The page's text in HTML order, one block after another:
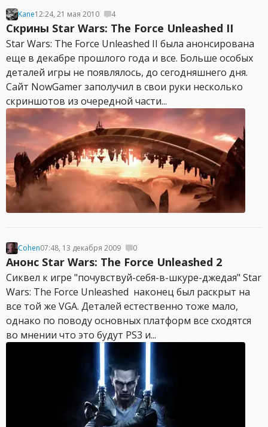
Kane12:24, 21 мая 2010 4
Скрины Star Wars: The Force Unleashed II
Star Wars: The Force Unleashed II была анонсирована
еще в декабре прошлого года и все. Больше особых
деталей игры не появлялось, до сегодняшнего дня.
Сайт NowGamer заполучил в свои руки несколько
скриншотов из очередной части...
Cohen07:48, 13 декабря 2009 0
Анонс Star Wars: The Force Unleashed 2
Сиквел к игре "почувствуй-себя-в-шкуре-джедая" Star
Wars: The Force Unleashed наконец был раскрыт на
все той же VGA. Деталей естественно тоже мало,
однако по поводу основных платформ все сходятся
во мнении что это будут PS3 и...